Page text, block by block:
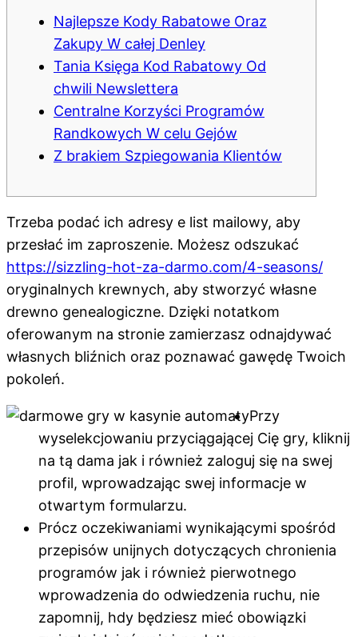
Najlepsze Kody Rabatowe Oraz
Zakupy W całej Denley
Tania Księga Kod Rabatowy Od
chwili Newslettera
Centralne Korzyści Programów
Randkowych W celu Gejów
Z brakiem Szpiegowania Klientów
Trzeba podać ich adresy e list mailowy, aby
przesłać im zaproszenie. Możesz odszukać
https://sizzling-hot-za-darmo.com/4-seasons/
oryginalnych krewnych, aby stworzyć własne
drewno genealogiczne. Dzięki notatkom
oferowanym na stronie zamierzasz odnajdywać
własnych bliźnich oraz poznawać gawędę Twoich
pokoleń.
Przy
wyselekcjowaniu przyciągającej Cię gry, kliknij
na tą dama jak i również zaloguj się na swej
profil, wprowadzając swej informacje w
otwartym formularzu.
Prócz oczekiwaniami wynikającymi spośród
przepisów unijnych dotyczących chronienia
programów jak i również pierwotnego
wprowadzenia do odwiedzenia ruchu, nie
zapomnij, hdy będziesz mieć obowiązki